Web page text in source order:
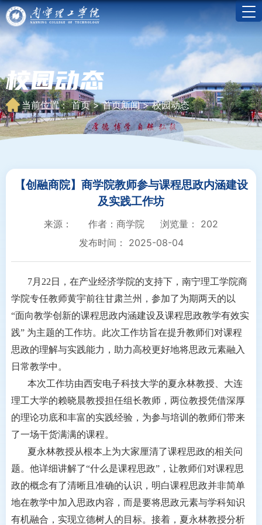
校园动态
当前位置：首页>首页新闻>校园动态
【创融商院】商学院教师参与课程思政内涵建设
及实践工作坊
来源： 作者：商学院 浏览量： 202
发布时间： 2025-08-04
7月22日，在产业经济学院的支持下，南宁理工学院商
学院专任教师黄宇前往甘肃兰州，参加了为期两天的以
“面向教学创新的课程思政内涵建设及课程思政教学有效实
践” 为主题的工作坊。此次工作坊旨在提升教师们对课程
思政的理解与实践能力，助力高校更好地将思政元素融入
日常教学中。
本次工作坊由西安电子科技大学的夏永林教授、大连
理工大学的赖晓晨教授担任组长教师，两位教授凭借深厚
的理论功底和丰富的实践经验，为参与培训的教师们带来
了一场干货满满的课程。
夏永林教授从根本上为大家厘清了课程思政的相关问
题。他详细讲解了“什么是课程思政”，让教师们对课程思
政的概念有了清晰且准确的认识，明白课程思政并非简单
地在教学中加入思政内容，而是要将思政元素与学科知识
有机融合，实现立德树人的目标。接着，夏永林教授分析